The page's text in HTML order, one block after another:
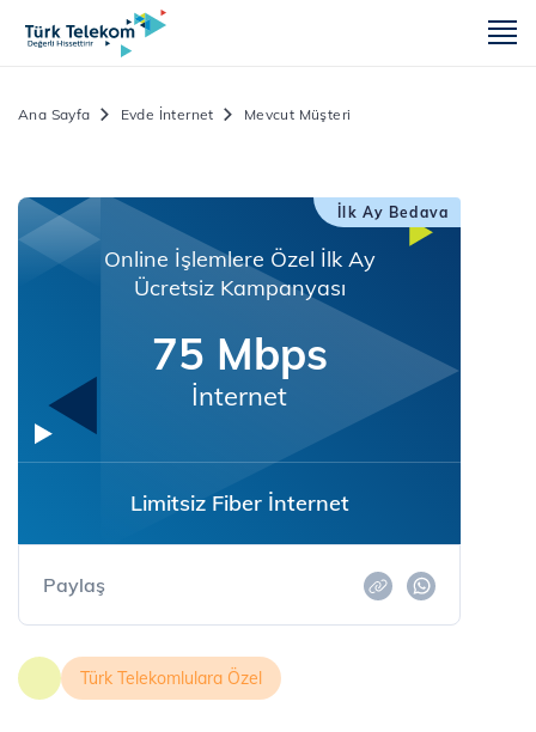
Ana Sayfa Evde İnternet Mevcut Müşteri
İlk Ay Bedava
Online İşlemlere Özel İlk Ay
Ücretsiz Kampanyası
75 Mbps
İnternet
Limitsiz Fiber İnternet
Paylaş
Türk Telekomlulara Özel